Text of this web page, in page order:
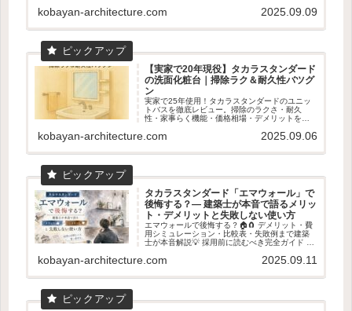
kobayan-architecture.com 2025.09.09
【実家で20年現役】タカラスタンダード
の洗面化粧台｜掃除ラク＆耐久性バツグ
ン
実家で25年使用！タカラスタンダードのユニッ
トバスを徹底レビュー。掃除のラクさ・耐久
性・家事らく機能・価格相場・デメリットを数
kobayan-architecture.com 2025.09.06
タカラスタンダード「エマウォール」で
後悔する？― 建築士が本音で語るメリッ
ト・デメリットと失敗しない使い方
エマウォールで後悔する？🏠🧲 デメリット・費
用シミュレーション・比較表・失敗例まで建築
士が本音解説💡 採用前に読むべき完全ガイド 👓
kobayan-architecture.com 2025.09.11